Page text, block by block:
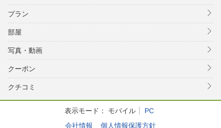
プラン
部屋
写真・動画
クーポン
クチコミ
表示モード： モバイル
PC
会社情報
個人情報保護方針